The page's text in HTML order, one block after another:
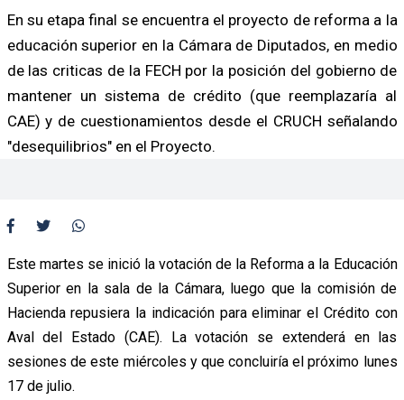
En su etapa final se encuentra el proyecto de reforma a la
educación superior en la Cámara de Diputados, en medio
de las criticas de la FECH por la posición del gobierno de
mantener un sistema de crédito (que reemplazaría al
CAE) y de cuestionamientos desde el CRUCH señalando
"desequilibrios" en el Proyecto.
Este martes se inició la votación de la Reforma a la Educación
Superior en la sala de la Cámara, luego que la comisión de
Hacienda repusiera la indicación para eliminar el Crédito con
Aval del Estado (CAE). La votación se extenderá en las
sesiones de este miércoles y que concluiría el próximo lunes
17 de julio.